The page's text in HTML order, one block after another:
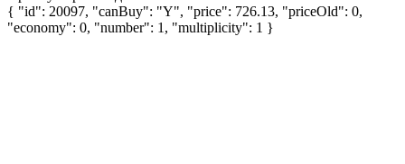
{ "id": 20097, "canBuy": "Y", "price": 726.13, "priceOld": 0,
"economy": 0, "number": 1, "multiplicity": 1 }